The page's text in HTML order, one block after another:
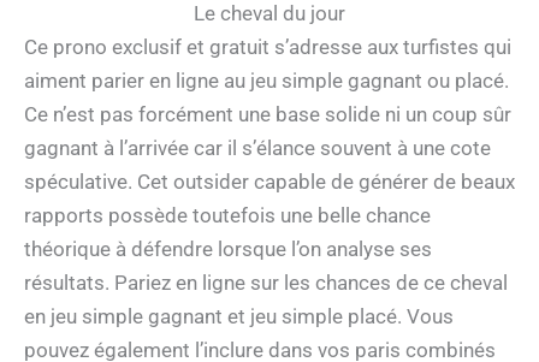
Le cheval du jour
Ce prono exclusif et gratuit s’adresse aux turfistes qui
aiment parier en ligne au jeu simple gagnant ou placé.
Ce n’est pas forcément une base solide ni un coup sûr
gagnant à l’arrivée car il s’élance souvent à une cote
spéculative. Cet outsider capable de générer de beaux
rapports possède toutefois une belle chance
théorique à défendre lorsque l’on analyse ses
résultats. Pariez en ligne sur les chances de ce cheval
en jeu simple gagnant et jeu simple placé. Vous
pouvez également l’inclure dans vos paris combinés